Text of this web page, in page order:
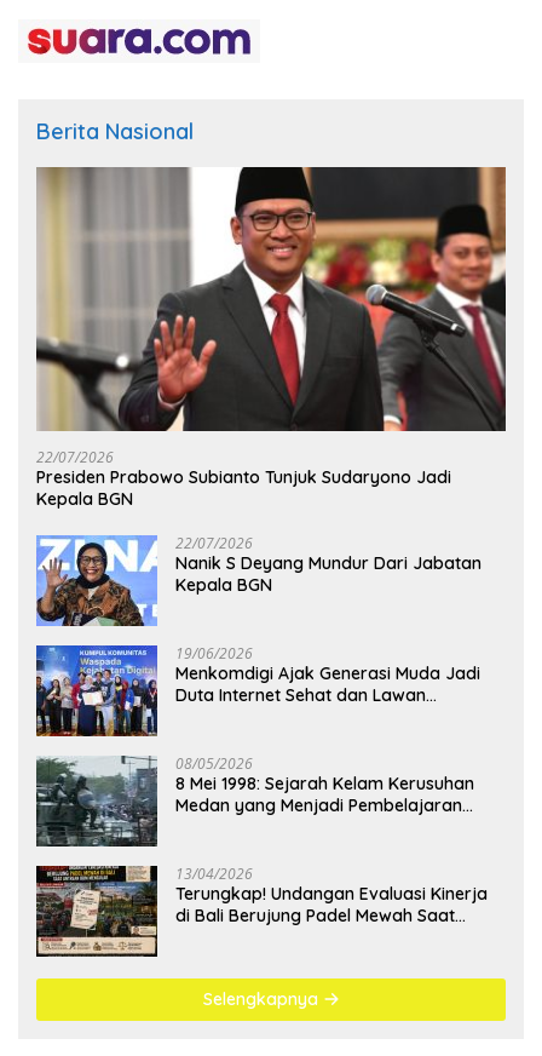
Berita Nasional
22/07/2026
Presiden Prabowo Subianto Tunjuk Sudaryono Jadi
Kepala BGN
22/07/2026
Nanik S Deyang Mundur Dari Jabatan
Kepala BGN
19/06/2026
Menkomdigi Ajak Generasi Muda Jadi
Duta Internet Sehat dan Lawan
08/05/2026
8 Mei 1998: Sejarah Kelam Kerusuhan
Medan yang Menjadi Pembelajaran
13/04/2026
Terungkap! Undangan Evaluasi Kinerja
di Bali Berujung Padel Mewah Saat
Selengkapnya